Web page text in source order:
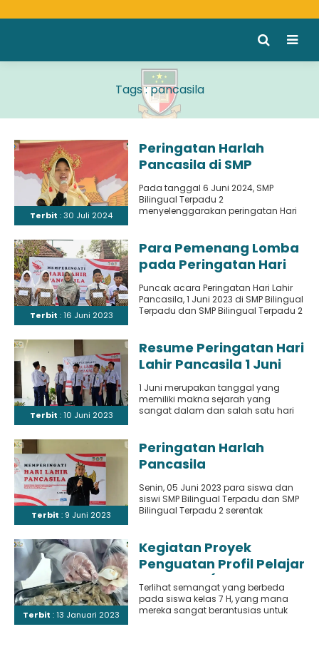
Tags : pancasila
Terbit : 30 Juli 2024
Peringatan Harlah
Pancasila di SMP
Bilingual Terpadu 2
Pada tanggal 6 Juni 2024, SMP
Bilingual Terpadu 2
menyelenggarakan peringatan Hari
Terbit : 16 Juni 2023
Para Pemenang Lomba
pada Peringatan Hari
Lahir Pancasila
Puncak acara Peringatan Hari Lahir
Pancasila, 1 Juni 2023 di SMP Bilingual
Terpadu dan SMP Bilingual Terpadu 2
Terbit : 10 Juni 2023
Resume Peringatan Hari
Lahir Pancasila 1 Juni
2023 SMP BILTER dan
SMP BILTER 2
1 Juni merupakan tanggal yang
memiliki makna sejarah yang
sangat dalam dan salah satu hari
Terbit : 9 Juni 2023
Peringatan Harlah
Pancasila
Senin, 05 Juni 2023 para siswa dan
siswi SMP Bilingual Terpadu dan SMP
Bilingual Terpadu 2 serentak
Terbit : 13 Januari 2023
Kegiatan Proyek
Penguatan Profil Pelajar
Pancasila (kelas 7,
pembuatan dimsum
gyoza)
Terlihat semangat yang berbeda
pada siswa kelas 7 H, yang mana
mereka sangat berantusias untuk